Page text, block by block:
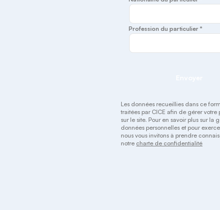
Profession du particulier *
Les données recueillies dans ce
traitées par CICE afin de gérer votre
sur le site. Pour en savoir plus sur la
données personnelles et pour
nous vous invitons à prendre
notre charte de confidentialité